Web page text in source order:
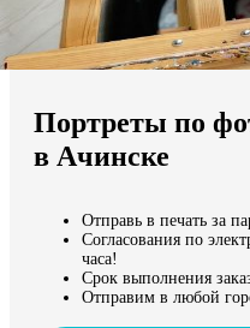
Мы доставляем по всему
Продолжить без города
Портреты по
в Ачинске
Отправь в печать за
Согласования по
часа!
Срок выполнения
Отправим в любой